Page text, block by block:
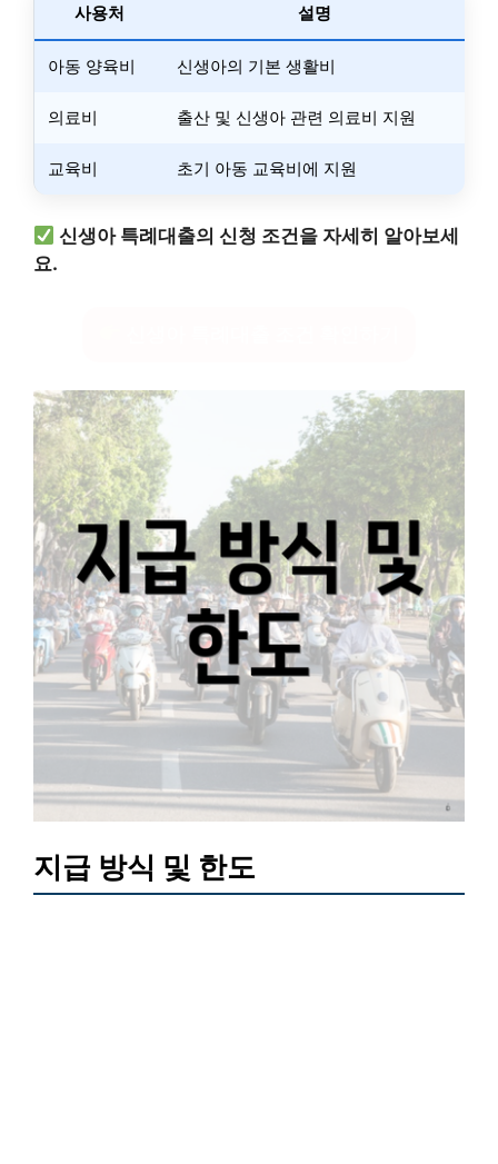
사용처 설명
아동 양육비 신생아의 기본 생활비
의료비 출산 및 신생아 관련 의료비 지원
교육비 초기 아동 교육비에 지원
신생아 특례대출의 신청 조건을 자세히 알아보세
요.
지급 방식 및 한도